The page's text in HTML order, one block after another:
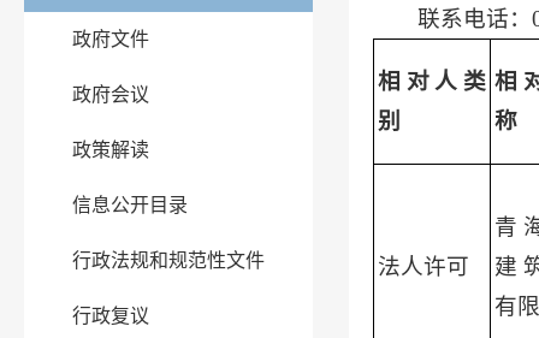
政府文件
政府会议
政策解读
信息公开目录
行政法规和规范性文件
行政复议
联系电话：
相对人类
别
相
称
法人许可
青
建
有